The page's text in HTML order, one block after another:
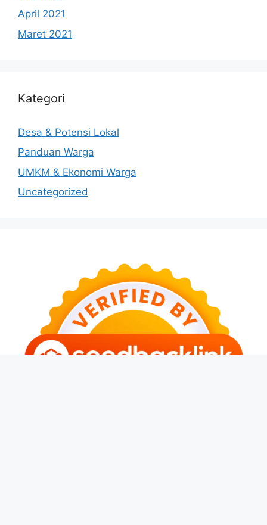
April 2021
Maret 2021
Kategori
Desa & Potensi Lokal
Panduan Warga
UMKM & Ekonomi Warga
Uncategorized